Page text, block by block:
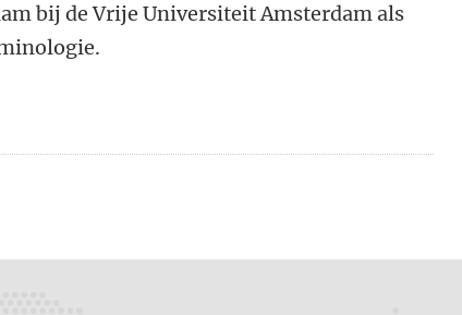
bij de Vrije Universiteit Amsterdam als